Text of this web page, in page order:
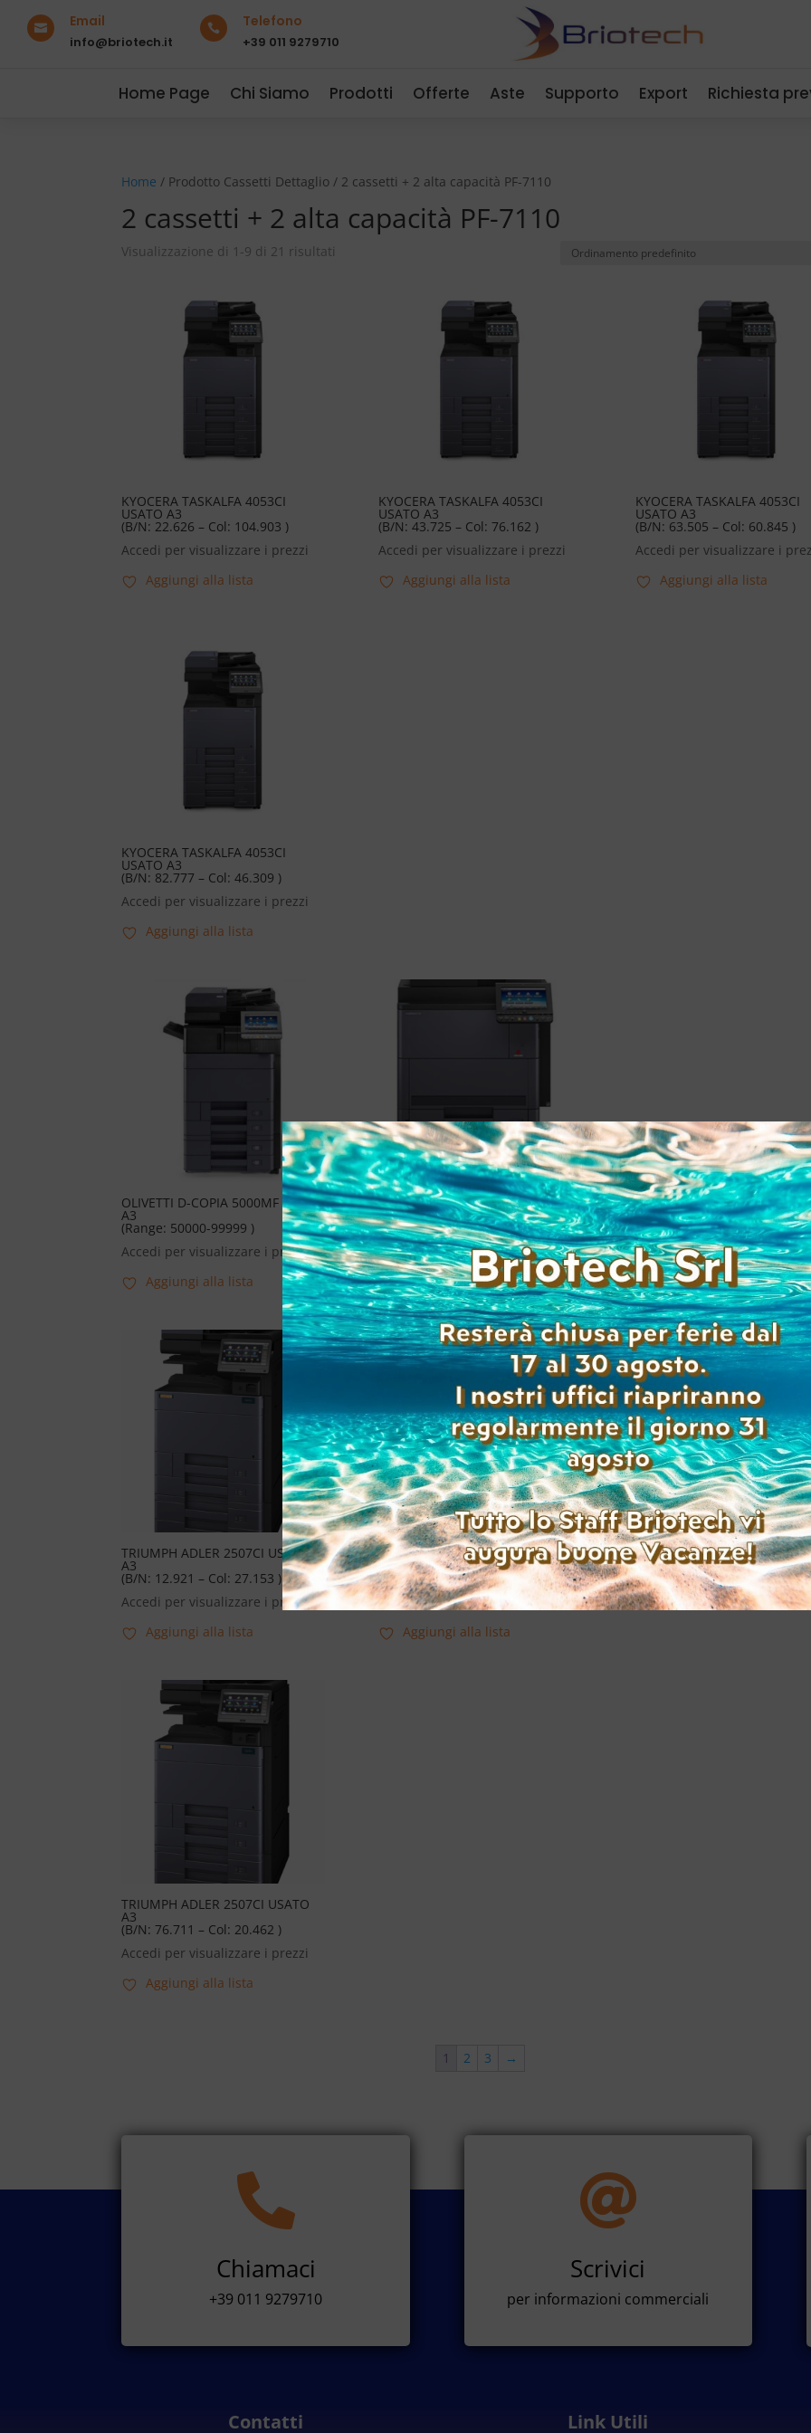
 Email
info@briotech.it
 Telefono
+39 011 9279710
Home Page Chi Siamo Prodotti Offerte Aste Supporto Export Richiesta
Home / Prodotto Cassetti Dettaglio / 2 cassetti + 2 alta capacità PF-7110
2 cassetti + 2 alta capacità PF-7110
Visualizzazione di 1-9 di 21 risultati
KYOCERA TASKALFA 4053CI
USATO A3
(B/N: 22.626 – Col: 104.903 )
Accedi per visualizzare i prezzi
Aggiungi alla lista
KYOCERA TASKALFA 4053CI
USATO A3
(B/N: 43.725 – Col: 76.162 )
Accedi per visualizzare i prezzi
Aggiungi alla lista
KYOCERA TASKALFA 4053CI
USATO A3
(B/N: 63.505 – Col: 60.845 )
Accedi per visualizzare i
Aggiungi alla lista
KYOCERA TASKALFA 4053CI
USATO A3
(B/N: 82.777 – Col: 46.309 )
Accedi per visualizzare i prezzi
Aggiungi alla lista
OLIVETTI D-COPIA 5000MF USATO
A3
(Range: 50000-99999 )
Accedi per visualizzare i prezzi
Aggiungi alla lista
OLIVETTI D-COPIA 5001MF USATO
A3
(Range: 100000-149999 )
Accedi per visualizzare i prezzi
Aggiungi alla lista
TRIUMPH ADLER 2507CI USATO
A3
(B/N: 12.921 – Col: 27.153 )
Accedi per visualizzare i prezzi
Aggiungi alla lista
TRIUMPH ADLER 2507CI USATO
A3
(B/N: 75.564 – Col: 30.047 )
Accedi per visualizzare i prezzi
Aggiungi alla lista
TRIUMPH ADLER 2507CI USATO
A3
(B/N: 76.711 – Col: 20.462 )
Accedi per visualizzare i prezzi
Aggiungi alla lista
1 2 3 →

Chiamaci
+39 011 9279710

Scrivici
per informazioni commerciali
Contatti Link Utili